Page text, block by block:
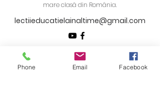
mare clasă din România.
lectiieducatielainaltime@gmail.com
Clasa ta ar dori sa intre în direct pe Zoom la lecțiile
”Educație la Înălțime”?
Phone Email Facebook